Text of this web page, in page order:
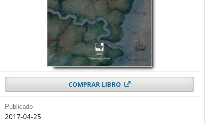
COMPRAR LIBRO
Publicado
2017-04-25